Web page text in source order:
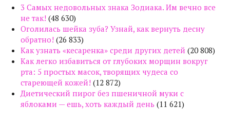
3 Самых недовольных знака Зодиака. Им вечно все
не так! (48 630)
Оголилась шейка зуба? Узнай, как вернуть десну
обратно! (26 833)
Как узнать «кесаренка» среди других детей (20 808)
Как легко избавиться от глубоких морщин вокруг
рта: 5 простых масок, творящих чудеса со
стареющей кожей! (12 872)
Диетический пирог без пшеничной муки с
яблоками — ешь, хоть каждый день (11 621)